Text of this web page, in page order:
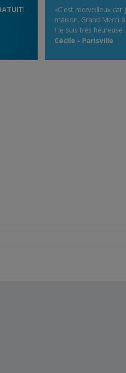
!
«C'est merveilleux car
maison. Grand Merci
! Je suis très heureuse
Cécile - Parisville